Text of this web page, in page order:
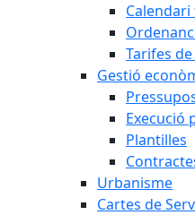
Calendari
Tarifes
Gestió
Execució
Plantilles
Urbanisme
Cartes de